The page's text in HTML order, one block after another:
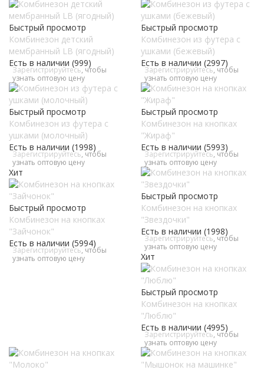
Быстрый просмотр
Комбинезон детский
мембранный LB (ягодный)
Есть в наличии (999)
Зарегистрируйтесь, чтобы
узнать оптовую цену
Быстрый просмотр
Комбинезон из футера с
ушками (бежевый)
Есть в наличии (2997)
Зарегистрируйтесь, чтобы
узнать оптовую цену
Быстрый просмотр
Комбинезон из футера с
ушками (молочный)
Есть в наличии (1998)
Зарегистрируйтесь, чтобы
узнать оптовую цену
Быстрый просмотр
Комбинезон на кнопках
"Жираф"
Есть в наличии (5993)
Зарегистрируйтесь, чтобы
узнать оптовую цену
Хит
Быстрый просмотр
Комбинезон на кнопках
"Зайчонок"
Есть в наличии (5994)
Зарегистрируйтесь, чтобы
узнать оптовую цену
Быстрый просмотр
Комбинезон на кнопках
"Звездочки"
Есть в наличии (1998)
Зарегистрируйтесь, чтобы
узнать оптовую цену
Хит
Быстрый просмотр
Комбинезон на кнопках
"Люблю"
Есть в наличии (4995)
Зарегистрируйтесь, чтобы
узнать оптовую цену